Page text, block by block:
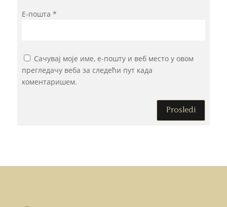
Е-пошта *
Сачувај моје име, е-пошту и веб место у овом
прегледачу веба за следећи пут када
коментаришем.
Prosledi